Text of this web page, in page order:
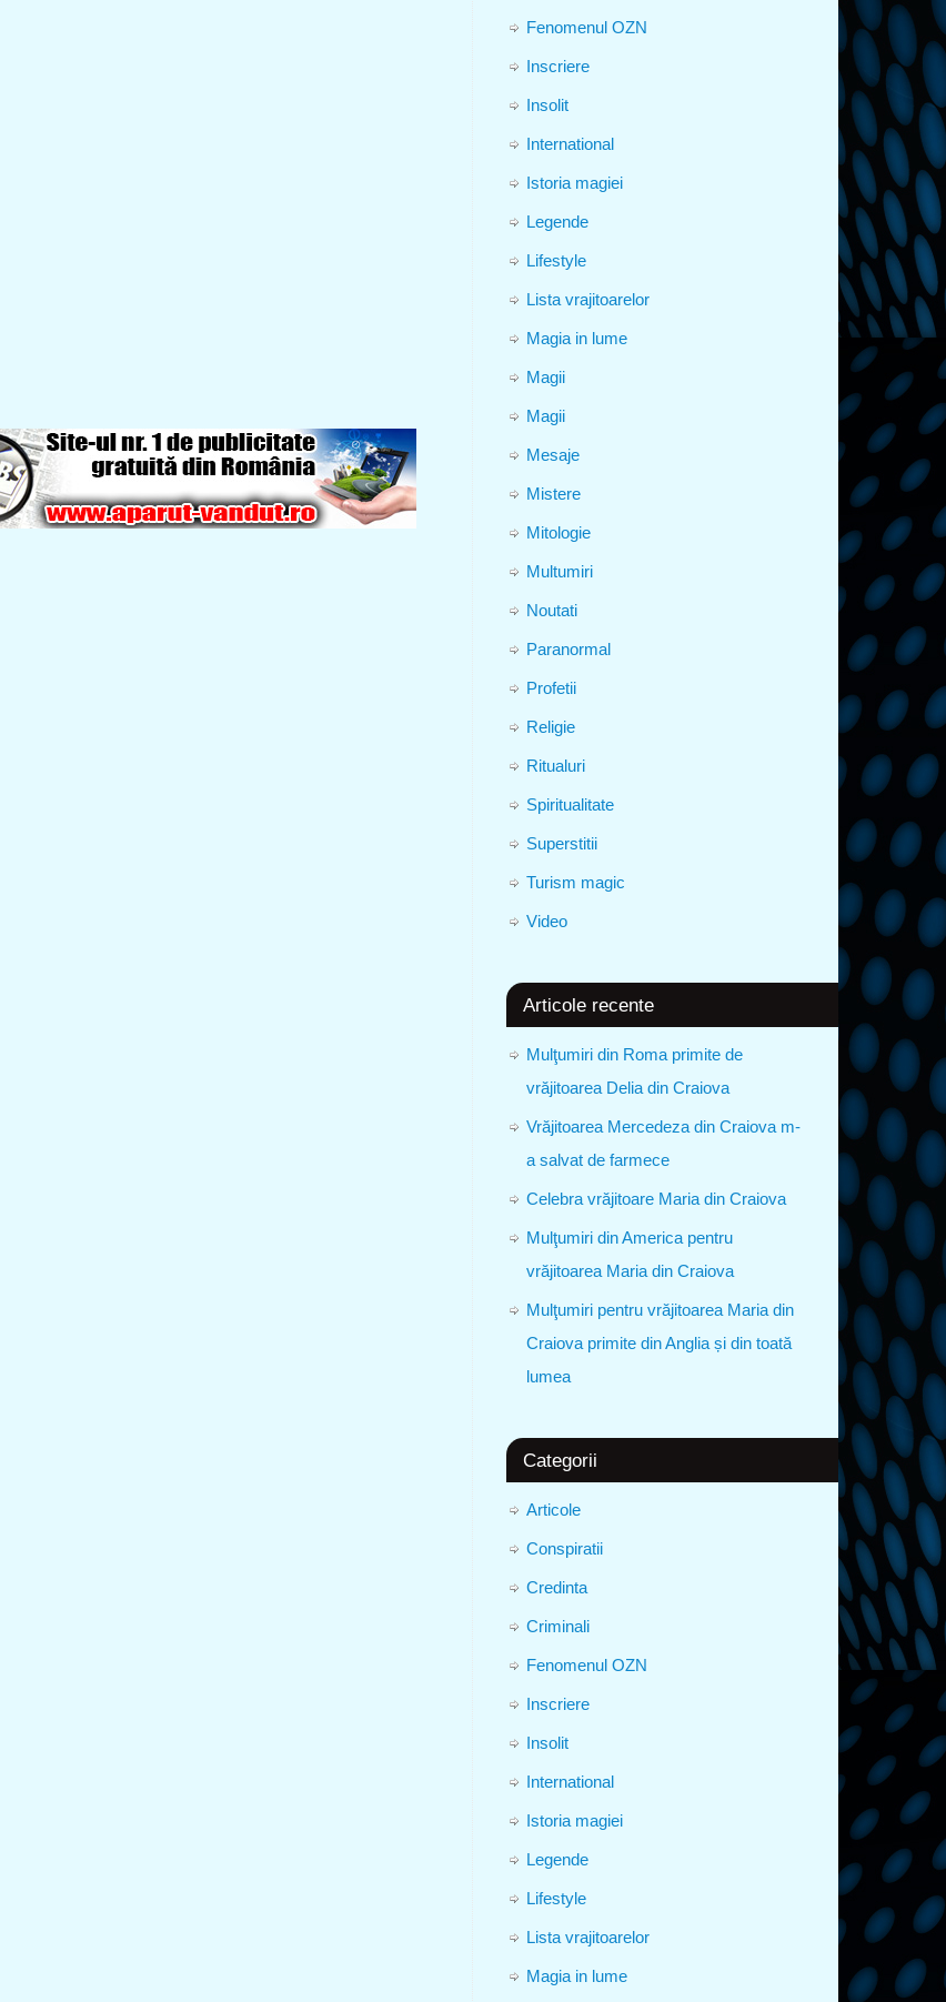
Fenomenul OZN
Inscriere
Insolit
International
Istoria magiei
Legende
Lifestyle
Lista vrajitoarelor
Magia in lume
Magii
Magii
Mesaje
Mistere
Mitologie
Multumiri
Noutati
Paranormal
Profetii
Religie
Ritualuri
Spiritualitate
Superstitii
Turism magic
Video
Articole recente
Mulţumiri din Roma primite de
vrăjitoarea Delia din Craiova
Vrăjitoarea Mercedeza din Craiova m-
a salvat de farmece
Celebra vrăjitoare Maria din Craiova
Mulţumiri din America pentru
vrăjitoarea Maria din Craiova
Mulţumiri pentru vrăjitoarea Maria din
Craiova primite din Anglia și din toată
lumea
Categorii
Articole
Conspiratii
Credinta
Criminali
Fenomenul OZN
Inscriere
Insolit
International
Istoria magiei
Legende
Lifestyle
Lista vrajitoarelor
Magia in lume